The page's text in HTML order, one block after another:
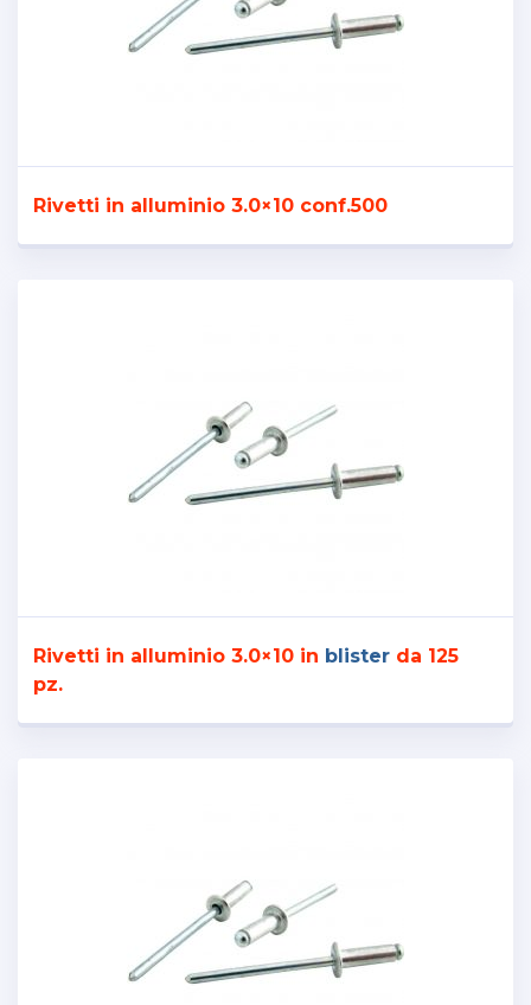
Rivetti in alluminio 3.0×10 conf.500
Rivetti in alluminio 3.0×10 in blisterda 125
pz.